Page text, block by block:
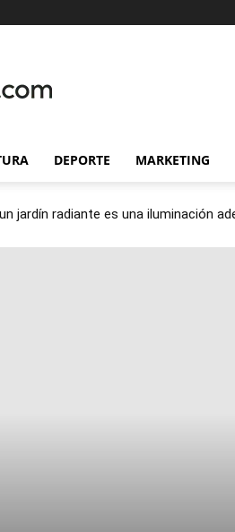
DEPORTE MARKETING
jardín radiante es una iluminación